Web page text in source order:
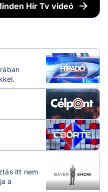
Hír Tv videó
itt nem
a